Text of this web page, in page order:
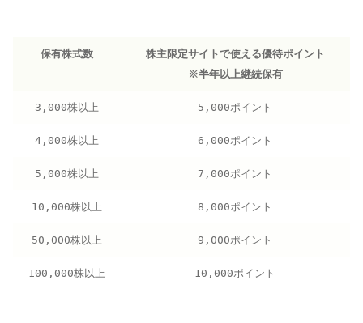
保有株式数
株主限定サイトで使える優待ポイント
※半年以上継続保有
3,000株以上 5,000ポイント
4,000株以上 6,000ポイント
5,000株以上 7,000ポイント
10,000株以上 8,000ポイント
50,000株以上 9,000ポイント
100,000株以上 10,000ポイント